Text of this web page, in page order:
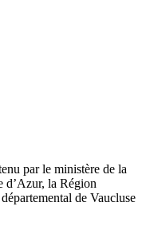
par le ministère de la
la Région
de Vaucluse